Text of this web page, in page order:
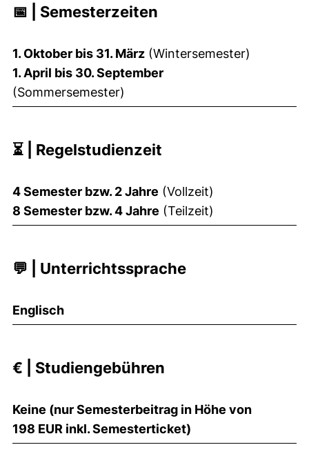
📅 | Semesterzeiten
1. Oktober bis 31. März (Wintersemester)
1. April bis 30. September
(Sommersemester)
⏳ | Regelstudienzeit
4 Semester bzw. 2 Jahre (Vollzeit)
8 Semester bzw. 4 Jahre (Teilzeit)
💬 | Unterrichtssprache
Englisch
€ | Studiengebühren
Keine (nur Semesterbeitrag in Höhe von
198 EUR inkl. Semesterticket)